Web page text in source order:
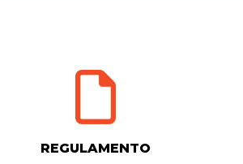
REGULAMENTO